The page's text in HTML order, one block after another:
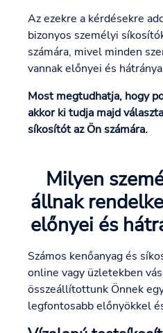
Az ezekre a kérdésekre
bizonyos személyi
számára, mivel minden
vannak előnyei és
Most megtudhatja, hogy
akkor ki tudja majd
síkosítót az Ön számára.
Milyen
állnak
előnyei és
Számos kenőanyag és
online vagy üzletekben
összeállítottunk Önnek
legfontosabb előnyökkel